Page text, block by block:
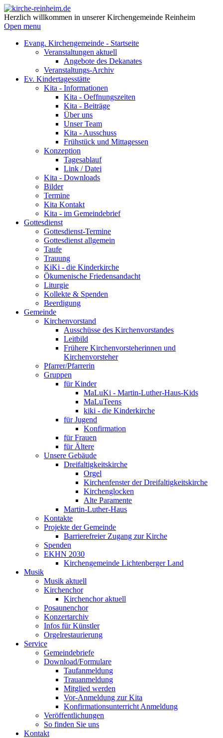
Herzlich willkommen in unserer Kirchengemeinde Reinheim
Open menu
Evang. Kirchengemeinde - Startseite
Veranstaltungen aktuell
Angebote des Dekanates
Veranstaltungs-Archiv
Ev. Kindertagesstätte
Kita - Informationen
Kita - Oeffnungszeiten
Kita - Beiträge
Über uns
Unser Team
Kita - Ausschuss
Frühstück und Mittagessen
Konzeption
Tagesablauf
Link / Datei
Kita - Downloads
Bilder
Termine
Kita Kontakt
Kita - im Gemeindebrief
Gottesdienst
Gottesdienst-Termine
Gottesdienst allgemein
Taufe
Trauung
KiKi - die Kinderkirche
Ökumenische Friedensandacht
Liturgie
Kollekte & Spenden
Beerdigung
Gemeinde
Kirchenvorstand
Ausschüsse des Kirchenvorstandes
Leitbild
Frühere Kirchenvorsteherinnen und
Kirchenvorsteher
Pfarrer/Pfarrerin
Gruppen
für Kinder
MaLuKi - Martin-Luther-Haus-Kids
MaLuTeens
kiki - die Kinderkirche
für Jugend
Konfirmation
für Frauen
für Ältere
Unsere Gebäude
Dreifaltigkeitskirche
Orgel
Kirchenfenster der Dreifaltigkeitskirche
Kirchenglocken
Alte Paramente
Martin-Luther-Haus
Kontakte
Projekte der Gemeinde
Barrierefreier Zugang zur Kirche
Spenden
EKHN 2030
Kirchengemeinde Lichtenberger Land
Musik
Musik aktuell
Kirchenchor
Kirchenchor aktuell
Posaunenchor
Konzertarchiv
Infos für Künstler
Orgelrestaurierung
Service
Gemeindebriefe
Download/Formulare
Taufanmeldung
Trauanmeldung
Mitglied werden
Vor-Anmeldung zur Kita
Konfirmationsunterricht Anmeldung
Veröffentlichungen
So finden Sie uns
Kontakt